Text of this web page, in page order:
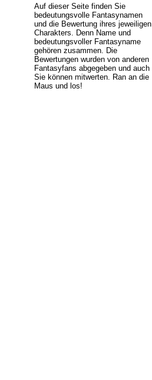
Auf dieser Seite finden Sie
bedeutungsvolle Fantasynamen
und die Bewertung ihres jeweiligen
Charakters. Denn Name und
bedeutungsvoller Fantasyname
gehören zusammen. Die
Bewertungen wurden von anderen
Fantasyfans abgegeben und auch
Sie können mitwerten. Ran an die
Maus und los!